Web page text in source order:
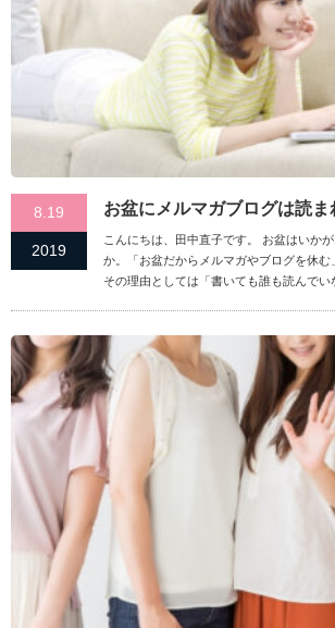
8.19
2019
お盆にメルマガブログは読ま
こんにちは、田中直子です。 お盆はいか
か。「お盆だからメルマガやブログを休む
その理由としては「書いても誰も読んでい